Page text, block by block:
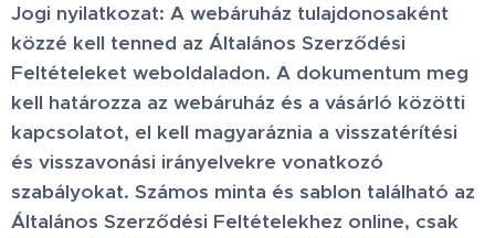
Jogi nyilatkozat: A webáruház tulajdonosaként
közzé kell tenned az Általános Szerződési
Feltételeket weboldaladon. A dokumentum meg
kell határozza az webáruház és a vásárló közötti
kapcsolatot, el kell magyaráznia a visszatérítési
és visszavonási irányelvekre vonatkozó
szabályokat. Számos minta és sablon található az
Általános Szerződési Feltételekhez online, csak